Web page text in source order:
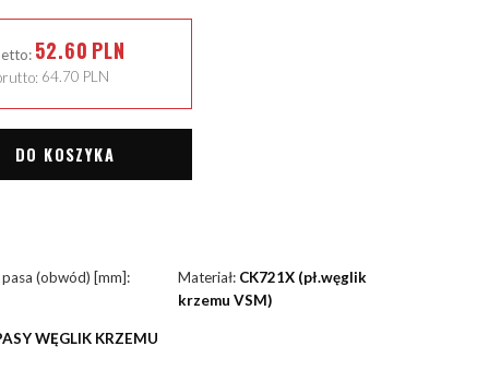
52.60 PLN
64.70 PLN
DO KOSZYKA
pasa (obwód) [mm]: Materiał: CK721X (pł.węglik
krzemu VSM)
WĘGLIK KRZEMU